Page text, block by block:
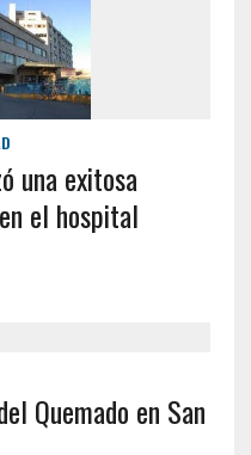
una exitosa
el hospital
Quemado en San